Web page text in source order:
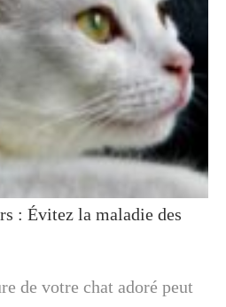
: Évitez la maladie des
de votre chat adoré peut